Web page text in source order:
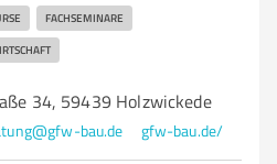
FACHSEMINARE
34, 59439 Holzwickede
bau.de gfw-bau.de/